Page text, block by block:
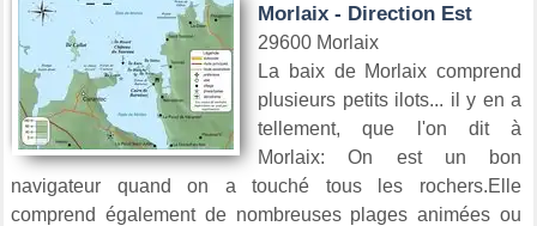
Morlaix - Direction Est
29600 Morlaix
La baix de Morlaix comprend
plusieurs petits ilots... il y en a
tellement, que l'on dit à
Morlaix: On est un bon
navigateur quand on a touché tous les rochers.Elle
comprend également de nombreuses plages animées ou